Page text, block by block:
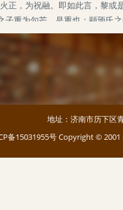
地址：济南市历下区
备15031955号Copyright © 2001